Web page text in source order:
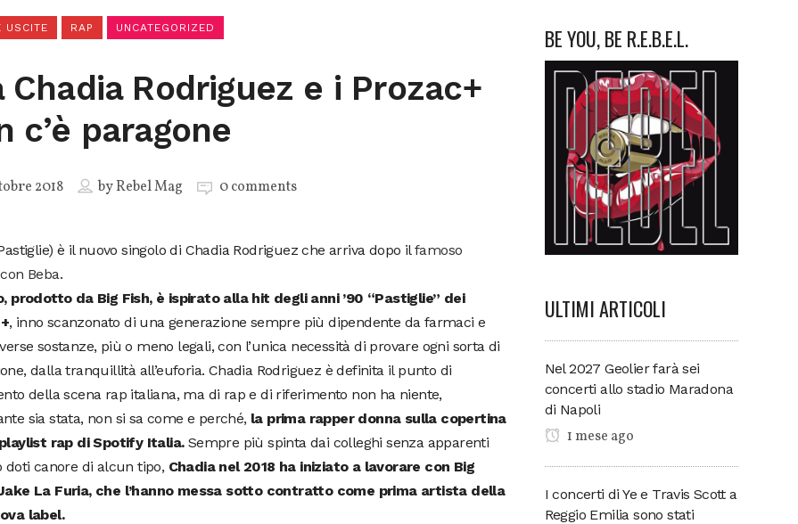
USCITE RAP UNCATEGORIZED
Chadia Rodriguez e i Prozac+
c’è paragone
2018 byRebel Mag 0 comments
è il nuovo singolo di Chadia Rodriguez che arriva dopo ilfamoso
Beba.
prodotto da Big Fish, è ispirato alla hit degli anni ’90 “Pastiglie” dei
, inno scanzonato di una generazione sempre più dipendente da farmaci e
sostanze, più o meno legali, con l’unica necessità di provare ogni sorta di
dalla tranquillità all’euforia. Chadia Rodriguez è definita il punto di
della scena rap italiana, ma di rap e di riferimento non ha niente,
sia stata, non si sa come e perché, la prima rapper donna sulla copertina
rap di Spotify Italia. Sempre più spinta dai colleghi senza apparenti
doti canore di alcun tipo, Chadia nel 2018 ha iniziato a lavorare con Big
La Furia, che l’hanno messa sotto contratto come prima artista della
label.
BE YOU, BE R.E.B.E.L.
ULTIMI ARTICOLI
Nel 2027 Geolier farà sei
concerti allo stadio Maradona
di Napoli
1 mese ago
I concerti di Ye e Travis Scott a
Reggio Emilia sono stati